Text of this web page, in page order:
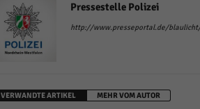
Pressestelle Polizei
http://www.presseportal.de/
VERWANDTE ARTIKEL MEHR VOM AUTOR